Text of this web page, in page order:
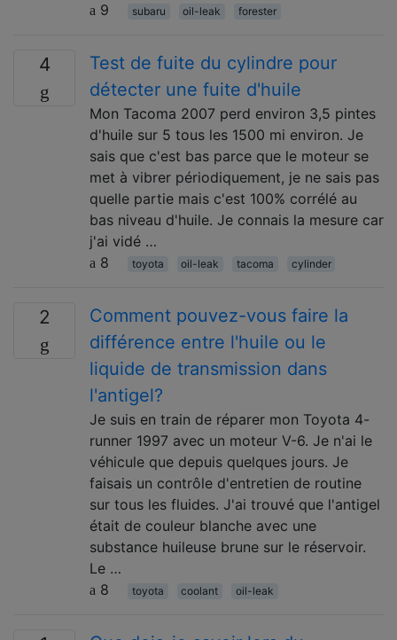
9
subaru oil-leak forester
4
Test de fuite du cylindre pour
détecter une fuite d'huile
Mon Tacoma 2007 perd environ 3,5 pintes
d'huile sur 5 tous les 1500 mi environ. Je
sais que c'est bas parce que le moteur se
met à vibrer périodiquement, je ne sais pas
quelle partie mais c'est 100% corrélé au
bas niveau d'huile. Je connais la mesure car
j'ai vidé …
8
toyota oil-leak tacoma cylinder
2
Comment pouvez-vous faire la
différence entre l'huile ou le
liquide de transmission dans
l'antigel?
Je suis en train de réparer mon Toyota 4-
runner 1997 avec un moteur V-6. Je n'ai le
véhicule que depuis quelques jours. Je
faisais un contrôle d'entretien de routine
sur tous les fluides. J'ai trouvé que l'antigel
était de couleur blanche avec une
substance huileuse brune sur le réservoir.
Le …
8
toyota coolant oil-leak